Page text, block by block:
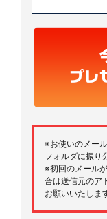
※お使いのメー
フォルダに振り
※初回のメール
合は送信元のア
お願いいたしま